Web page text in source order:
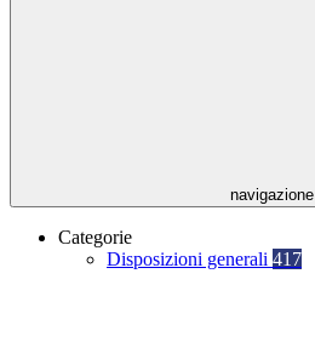
navigazione
Categorie
Disposizioni generali 417